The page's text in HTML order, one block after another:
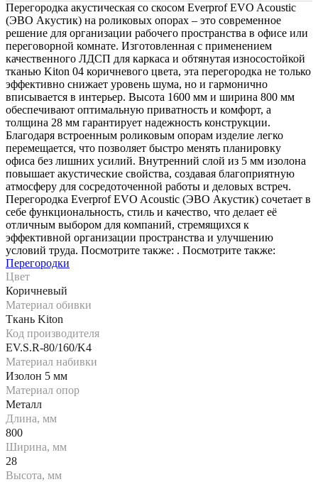
Перегородка акустическая со скосом Everprof EVO Acoustic
(ЭВО Акустик) на роликовых опорах – это современное
решение для организации рабочего пространства в офисе или
переговорной комнате. Изготовленная с применением
качественного ЛДСП для каркаса и обтянутая износостойкой
тканью Kiton 04 коричневого цвета, эта перегородка не только
эффективно снижает уровень шума, но и гармонично
вписывается в интерьер. Высота 1600 мм и ширина 800 мм
обеспечивают оптимальную приватность и комфорт, а
толщина 28 мм гарантирует надежность конструкции.
Благодаря встроенным роликовым опорам изделие легко
перемещается, что позволяет быстро менять планировку
офиса без лишних усилий. Внутренний слой из 5 мм изолона
повышает акустические свойства, создавая благоприятную
атмосферу для сосредоточенной работы и деловых встреч.
Перегородка Everprof EVO Acoustic (ЭВО Акустик) сочетает в
себе функциональность, стиль и качество, что делает её
отличным выбором для компаний, стремящихся к
эффективной организации пространства и улучшению
условий труда. Посмотрите также: . Посмотрите также:
Перегородки
Цвет
Коричневый
Материал обивки
Ткань Kiton
Код производителя
EV.S.R-80/160/K4
Материал набивки
Изолон 5 мм
Материал опор
Металл
Длина, мм
800
Ширина, мм
28
Высота, мм